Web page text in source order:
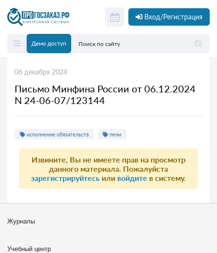
Вход/Регистрация
Демо доступ
06 декабря 2024
Письмо Минфина России от 06.12.2024
N 24-06-07/123144
исполнение обязательств пени
Извините, Вы не имеете прав на просмотр
данного материала. Пожалуйста
зарегистрируйтесь или войдите в систему.
Журналы
Учебный центр